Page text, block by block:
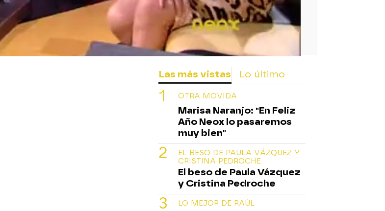
Las más vistas Lo último
OTRA MOVIDA
Marisa Naranjo: "En Feliz
Año Neox lo pasaremos
muy bien"
EL BESO DE PAULA VÁZQUEZ Y
CRISTINA PEDROCHE
El beso de Paula Vázquez
y Cristina Pedroche
LO MEJOR DE RAÚL